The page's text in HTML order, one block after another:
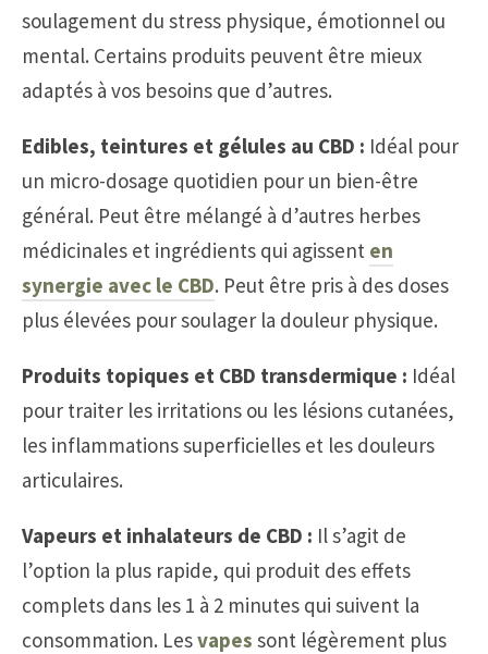
soulagement du stress physique, émotionnel ou
mental. Certains produits peuvent être mieux
adaptés à vos besoins que d’autres.
Edibles, teintures et gélules au CBD : Idéal pour
un micro-dosage quotidien pour un bien-être
général. Peut être mélangé à d’autres herbes
médicinales et ingrédients qui agissent en
synergie avec le CBD. Peut être pris à des doses
plus élevées pour soulager la douleur physique.
Produits topiques et CBD transdermique : Idéal
pour traiter les irritations ou les lésions cutanées,
les inflammations superficielles et les douleurs
articulaires.
Vapeurs et inhalateurs de CBD : Il s’agit de
l’option la plus rapide, qui produit des effets
complets dans les 1 à 2 minutes qui suivent la
consommation. Lesvapes sont légèrement plus